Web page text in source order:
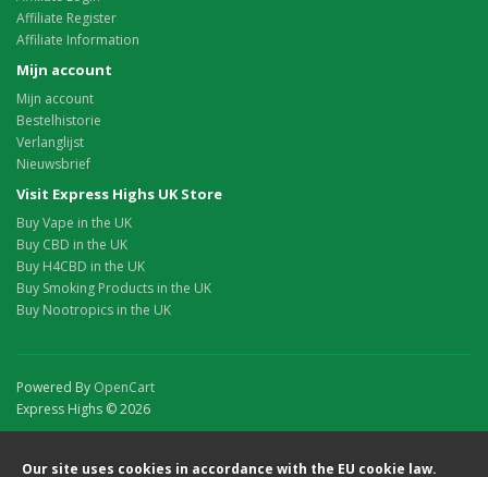
Affiliate Register
Affiliate Information
Mijn account
Mijn account
Bestelhistorie
Verlanglijst
Nieuwsbrief
Visit Express Highs UK Store
Buy Vape in the UK
Buy CBD in the UK
Buy H4CBD in the UK
Buy Smoking Products in the UK
Buy Nootropics in the UK
Powered By OpenCart
Express Highs © 2026
Our site uses cookies in accordance with the EU cookie law.